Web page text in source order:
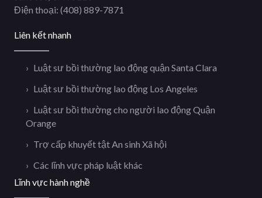
Điện thoại: (408) 889-7871
Liên kết nhanh
Luật sư bồi thường lao động quận Santa Clara
Luật sư bồi thường lao động Los Angeles
Luật sư bồi thường cho người lao động Quận
Orange
Trợ cấp khuyết tật An sinh Xã hội
Các lĩnh vực pháp luật khác
Lĩnh vực hành nghề